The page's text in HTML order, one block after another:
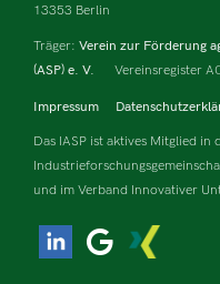
13353 Berlin
Träger: Verein zur Förderung
(ASP) e. V.
Vereinsregister
Impressum
Das IASP ist aktives Mitglied in
und im Verband Innovativer